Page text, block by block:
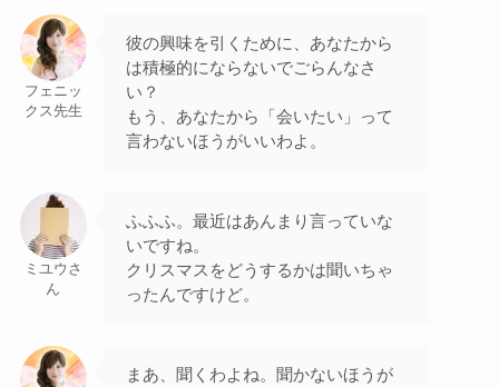
フェニッ
クス先生
彼の興味を引くために、あなたから
は積極的にならないでごらんなさ
い？
もう、あなたから「会いたい」って
言わないほうがいいわよ。
ミユウさ
ん
ふふふ。最近はあんまり言っていな
いですね。
クリスマスをどうするかは聞いちゃ
ったんですけど。
まあ、聞くわよね。聞かないほうが